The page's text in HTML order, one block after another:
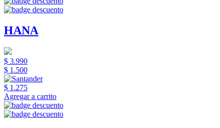
HANA
$ 3.990
$ 1.500
$ 1.275
Agregar a carrito